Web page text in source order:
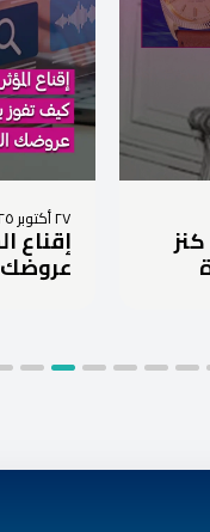
إقناع المؤثرين :
عروضك التسويقية؟